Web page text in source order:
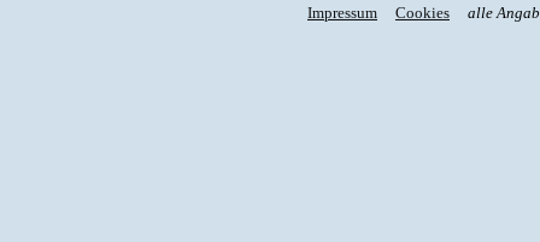
Impressum Cookies alle